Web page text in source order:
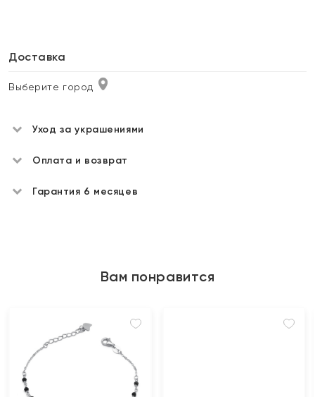
Доставка
Выберите город
Уход за украшениями
Оплата и возврат
Гарантия 6 месяцев
Вам понравится